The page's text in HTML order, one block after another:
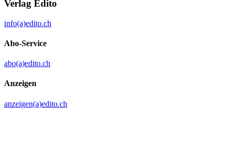
Verlag Edito
info(a)edito.ch
Abo-Service
abo(a)edito.ch
Anzeigen
anzeigen(a)edito.ch